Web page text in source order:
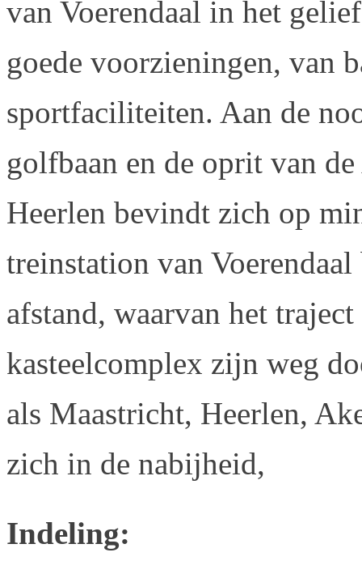
van Voerendaal in het
goede voorzieningen, van
sportfaciliteiten. Aan de
golfbaan en de oprit van
Heerlen bevindt zich op
treinstation van
afstand, waarvan het
kasteelcomplex zijn weg
als Maastricht, Heerlen,
zich in de nabijheid,
Indeling: